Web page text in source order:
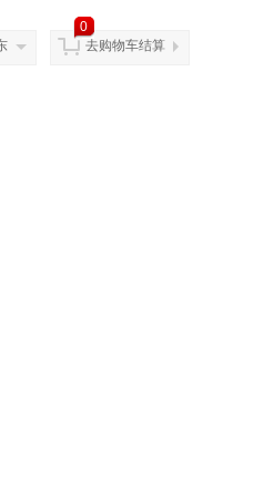
0
去购物车结算